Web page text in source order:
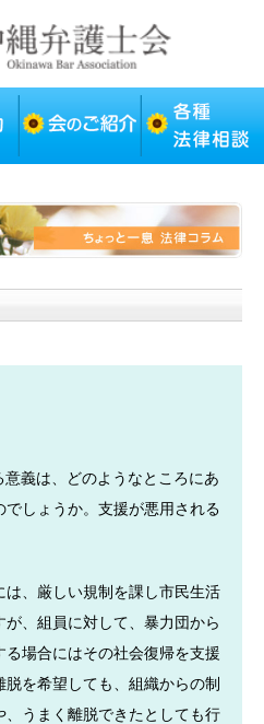
義は、どのようなところにあ
でしょうか。支援が悪用される
は、厳しい規制を課し市民生活
、組員に対して、暴力団から
場合にはその社会復帰を支援
を希望しても、組織からの制
うまく離脱できたとしても行